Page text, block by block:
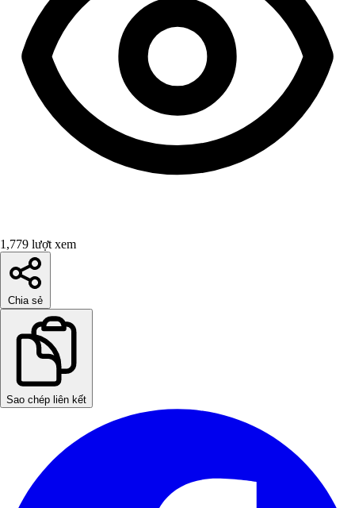
1,779 lượt xem
Chia sẻ
Sao chép liên kết